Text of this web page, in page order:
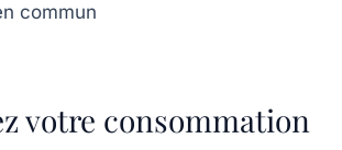
commun
votre consommation